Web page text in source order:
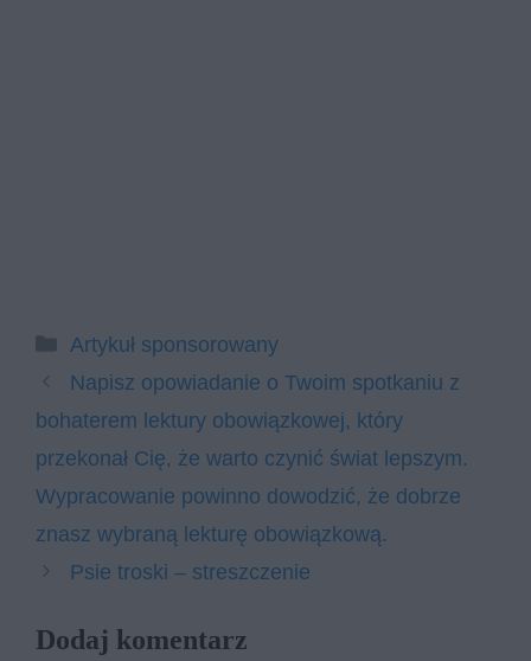
Kategorie
Artykuł sponsorowany
Napisz opowiadanie o Twoim spotkaniu z
bohaterem lektury obowiązkowej, który
przekonał Cię, że warto czynić świat lepszym.
Wypracowanie powinno dowodzić, że dobrze
znasz wybraną lekturę obowiązkową.
Psie troski – streszczenie
Dodaj komentarz